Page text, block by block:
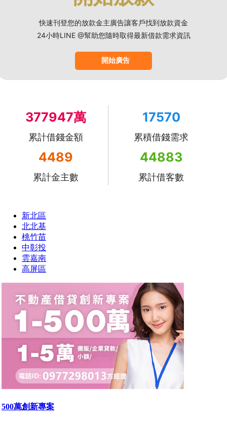
快速刊登您的放款金主廣告讓客戶找到放款資金
24小時LINE @幫助您隨時取得最新借款需求資訊
開始廣告
377947萬
累計借錢金額
17570
累積借錢需求
4489
累計金主數
44883
累計借客數